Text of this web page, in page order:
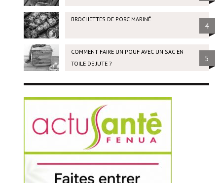
BROCHETTES DE PORC MARINÉ
4
COMMENT FAIRE UN POUF AVEC UN SAC EN
TOILE DE JUTE ?
5